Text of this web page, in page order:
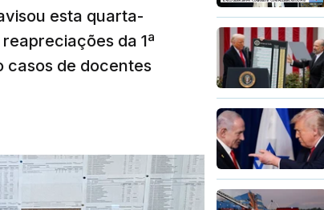
esta quarta-
da 1ª
casos de docentes